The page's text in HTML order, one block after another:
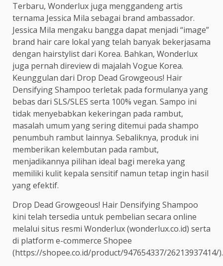
Terbaru, Wonderlux juga menggandeng artis
ternama Jessica Mila sebagai brand ambassador.
Jessica Mila mengaku bangga dapat menjadi “image”
brand hair care lokal yang telah banyak bekerjasama
dengan hairstylist dari Korea. Bahkan, Wonderlux
juga pernah direview di majalah Vogue Korea.
Keunggulan dari Drop Dead Growgeous! Hair
Densifying Shampoo terletak pada formulanya yang
bebas dari SLS/SLES serta 100% vegan. Sampo ini
tidak menyebabkan kekeringan pada rambut,
masalah umum yang sering ditemui pada shampo
penumbuh rambut lainnya. Sebaliknya, produk ini
memberikan kelembutan pada rambut,
menjadikannya pilihan ideal bagi mereka yang
memiliki kulit kepala sensitif namun tetap ingin hasil
yang efektif.
Drop Dead Growgeous! Hair Densifying Shampoo
kini telah tersedia untuk pembelian secara online
melalui situs resmi Wonderlux (wonderlux.co.id) serta
di platform e-commerce Shopee
(https://shopee.co.id/product/947654337/26213937414/).